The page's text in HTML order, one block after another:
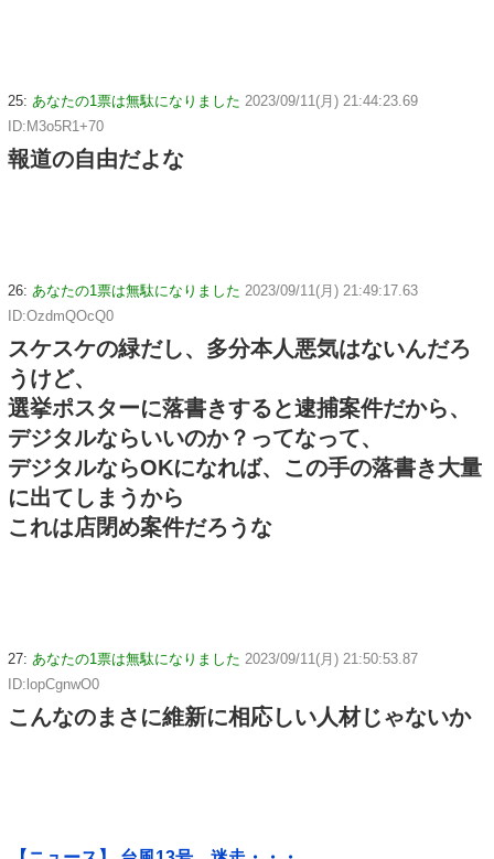
25: あなたの1票は無駄になりました 2023/09/11(月) 21:44:23.69
ID:M3o5R1+70
報道の自由だよな
26: あなたの1票は無駄になりました 2023/09/11(月) 21:49:17.63
ID:OzdmQOcQ0
スケスケの緑だし、多分本人悪気はないんだろ
うけど、
選挙ポスターに落書きすると逮捕案件だから、
デジタルならいいのか？ってなって、
デジタルならOKになれば、この手の落書き大量
に出てしまうから
これは店閉め案件だろうな
27: あなたの1票は無駄になりました 2023/09/11(月) 21:50:53.87
ID:lopCgnwO0
こんなのまさに維新に相応しい人材じゃないか